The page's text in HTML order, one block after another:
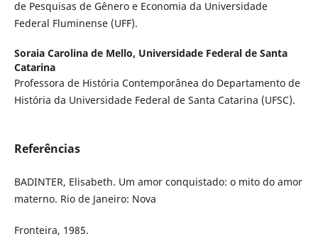
de Pesquisas de Gênero e Economia da Universidade
Federal Fluminense (UFF).
Soraia Carolina de Mello, Universidade Federal de Santa
Catarina
Professora de História Contemporânea do Departamento de
História da Universidade Federal de Santa Catarina (UFSC).
Referências
BADINTER, Elisabeth. Um amor conquistado: o mito do amor
materno. Rio de Janeiro: Nova
Fronteira, 1985.